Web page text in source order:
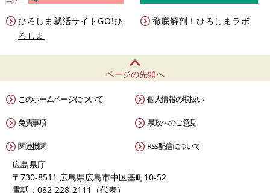
ひろしま就活サイトGO!ひ
ろしま
徹底解剖！ひろしまラボ
ページの先頭へ
このホームページについて 個人情報の取扱い
免責事項 県政へのご意見
関連機関 RSS配信について
広島県庁
〒730-8511 広島県広島市中区基町10-52
電話：082-228-2111（代表）